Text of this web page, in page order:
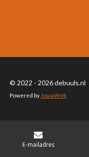
© 2022 - 2026 debuuls.nl
Powered by JouwWeb
E-mailadres